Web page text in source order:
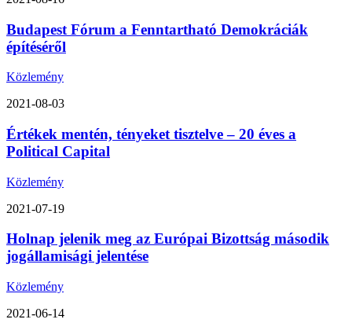
Budapest Fórum a Fenntartható Demokráciák
építéséről
Közlemény
2021-08-03
Értékek mentén, tényeket tisztelve – 20 éves a
Political Capital
Közlemény
2021-07-19
Holnap jelenik meg az Európai Bizottság második
jogállamisági jelentése
Közlemény
2021-06-14